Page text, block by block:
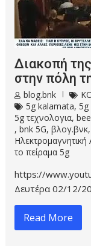
Διακοπή
στην πόλη
blog.bnk
5g kalamata,5g
5g τεχνολογια,
,bnk 5G,βλογ.βνκ
Ηλεκτρομαγνητική
το πείραμα 5g
https://
Δευτέρα 02/12/
Read More